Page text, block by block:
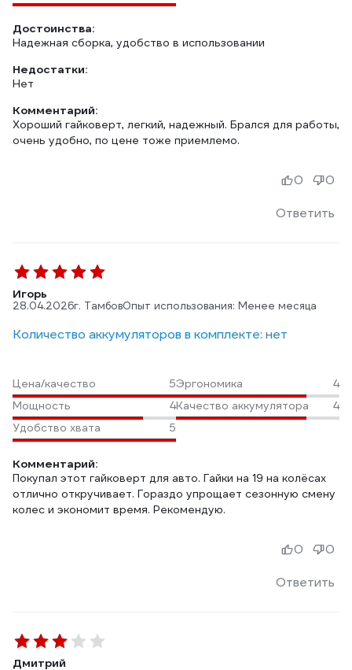
Достоинства:
Надежная сборка, удобство в использовании
Недостатки:
Нет
Комментарий:
Хороший гайковерт, легкий, надежный. Брался для работы,
очень удобно, по цене тоже приемлемо.
Ответить
0 0
Игорь
28.04.2026г. ТамбовОпыт использования: Менее месяца
Количество аккумуляторов в комплекте: нет
Цена/качество 5Эргономика
4
Мощность
4Качество аккумулятора
4
Удобство хвата
5
Комментарий:
Покупал этот гайковерт для авто. Гайки на 19 на колёсах
отлично откручивает. Гораздо упрощает сезонную смену
колес и экономит время. Рекомендую.
Ответить
0 0
Дмитрий